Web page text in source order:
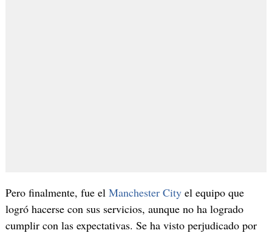
Pero finalmente, fue el Manchester Cityel equipo que
logró hacerse con sus servicios, aunque no ha logrado
cumplir con las expectativas. Se ha visto perjudicado por